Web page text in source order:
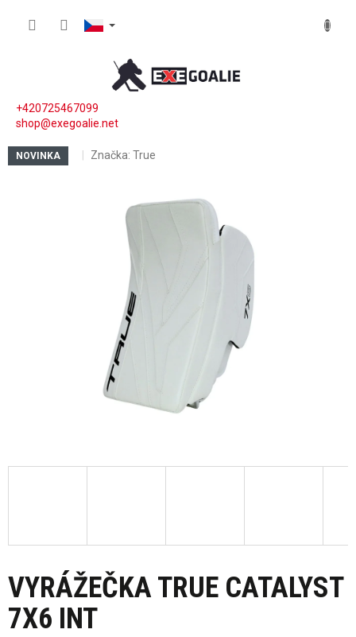
+420725467099
shop@exegoalie.net
NOVINKA Značka: True
VYRÁŽEČKA TRUE CATALYST
7X6 INT